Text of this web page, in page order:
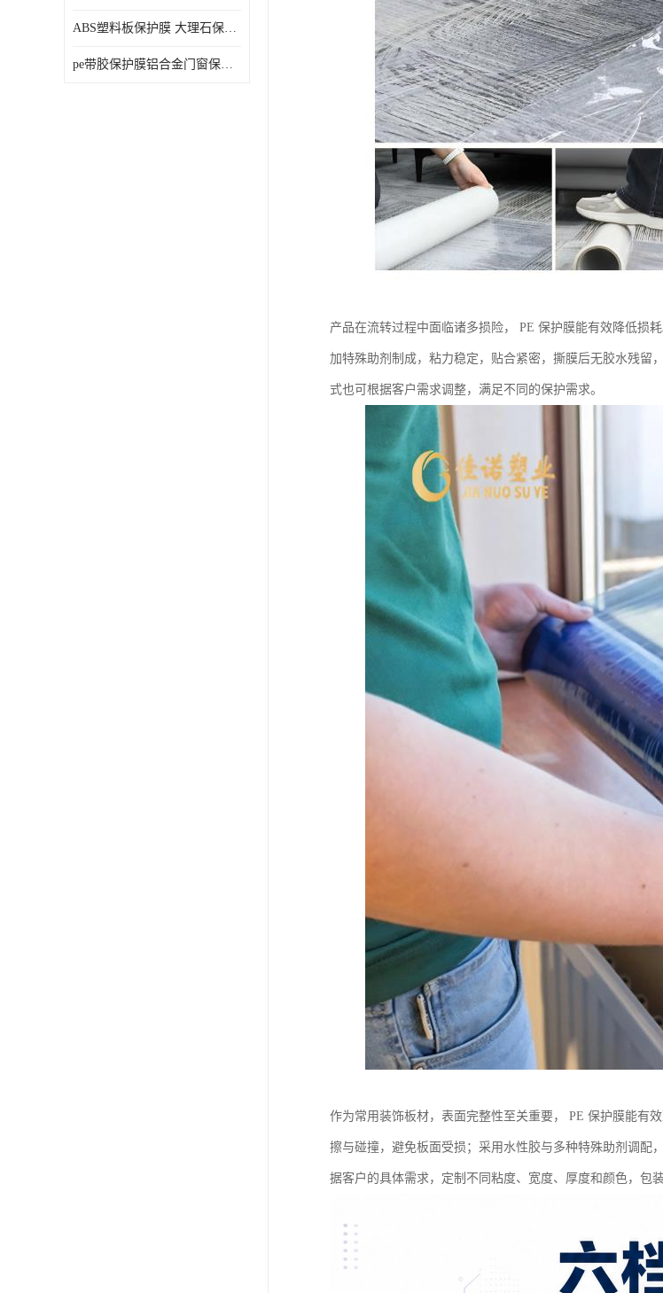
ABS塑料板保护膜 大理石保护膜 缠鱼竿保护膜
pe带胶保护膜铝合金门窗保护不锈钢板保护膜大理石建筑材料保护
产品在流转过程中面临诸多损险， PE 保护膜能有效降低损
加特殊助剂制成，粘力稳定，贴合紧密，撕膜后无胶水残留
式也可根据客户需求调整，满足不同的保护需求。
作为常用装饰板材，表面完整性至关重要， PE 保护膜能有
擦与碰撞，避免板面受损；采用水性胶与多种特殊助剂调配
据客户的具体需求，定制不同粘度、宽度、厚度和颜色，包